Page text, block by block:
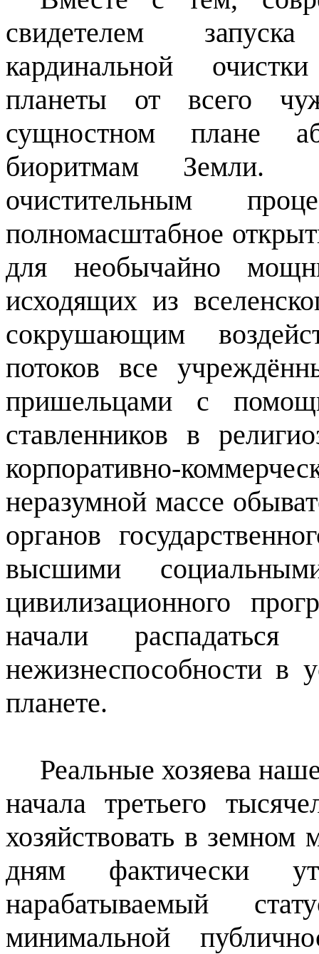
свидетелем
кардинальной
планеты от всего
сущностном плане
биоритмам Земли.
очистительным
полномасштабное
для необычайно
исходящих из
сокрушающим
потоков все
пришельцами с
ставленников в
корпоративно-
неразумной массе
органов
высшими
цивилизационного
начали
нежизнеспособности в
планете.
Реальные хозяева
начала третьего
хозяйствовать в
дням фактически
нарабатываемый
минимальной